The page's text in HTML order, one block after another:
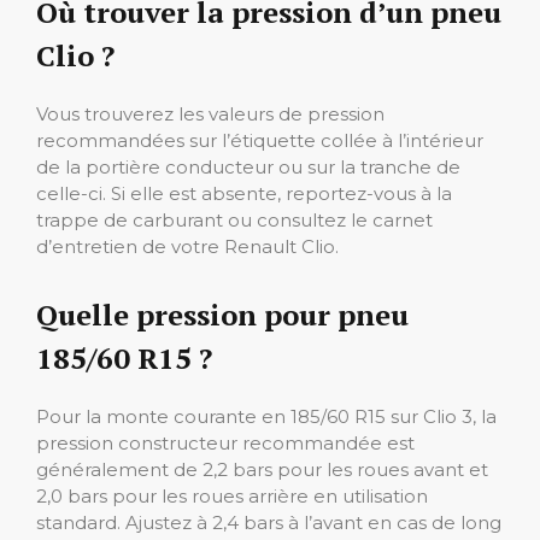
Où trouver la pression d’un pneu
Clio ?
Vous trouverez les valeurs de pression
recommandées sur l’étiquette collée à l’intérieur
de la portière conducteur ou sur la tranche de
celle-ci. Si elle est absente, reportez-vous à la
trappe de carburant ou consultez le carnet
d’entretien de votre Renault Clio.
Quelle pression pour pneu
185/60 R15 ?
Pour la monte courante en 185/60 R15 sur Clio 3, la
pression constructeur recommandée est
généralement de 2,2 bars pour les roues avant et
2,0 bars pour les roues arrière en utilisation
standard. Ajustez à 2,4 bars à l’avant en cas de long